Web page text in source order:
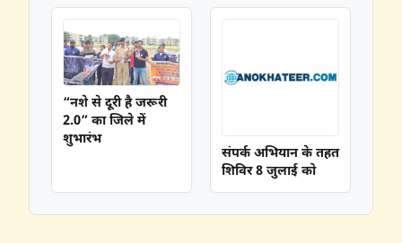
“नशे से दूरी है जरूरी
2.0” का जिले में
शुभारंभ
संपर्क अभियान के तहत
शिविर 8 जुलाई को